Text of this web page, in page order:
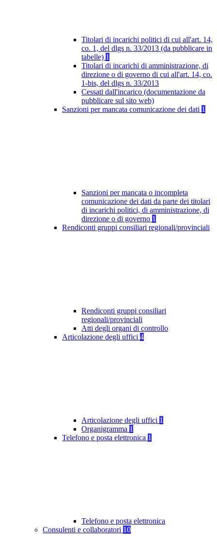
Titolari di incarichi politici di cui all'art. 14,
co. 1, del dlgs n. 33/2013 (da pubblicare in
tabelle) 1
Titolari di incarichi di amministrazione, di
direzione o di governo di cui all'art. 14, co.
1-bis, del dlgs n. 33/2013
Cessati dall'incarico (documentazione da
pubblicare sul sito web)
Sanzioni per mancata comunicazione dei dati 1
Sanzioni per mancata o incompleta
comunicazione dei dati da parte dei titolari
di incarichi politici, di amministrazione, di
direzione o di governo 1
Rendiconti gruppi consiliari regionali/provinciali
Rendiconti gruppi consiliari
regionali/provinciali
Atti degli organi di controllo
Articolazione degli uffici 4
Articolazione degli uffici 1
Organigramma 1
Telefono e posta elettronica 1
Telefono e posta elettronica
Consulenti e collaboratori 10